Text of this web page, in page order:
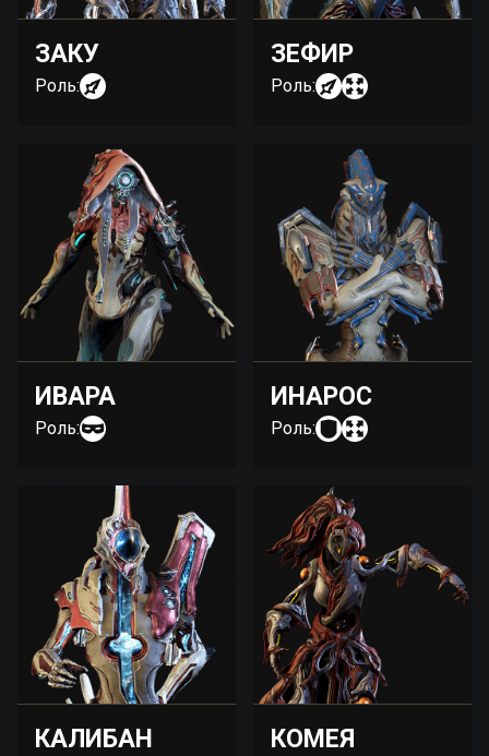
ЗАКУ
Роль:
ЗЕФИР
Роль:
ИВАРА
Роль:
ИНАРОС
Роль:
КАЛИБАН КОМЕЯ